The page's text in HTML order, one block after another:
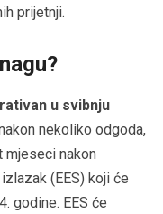
prijetnji.
u svibnju
nekoliko odgoda,
mjeseci nakon
(EES) koji će
godine. EES će